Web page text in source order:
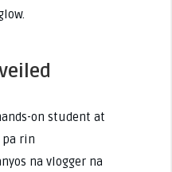
on student at
rin
na vlogger na